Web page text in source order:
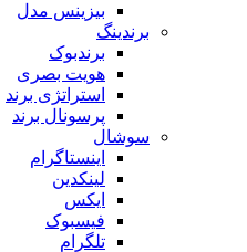
بیزینس مدل
برندینگ
برندبوک
هویت بصری
استراتژی برند
پرسونال برند
سوشال
اینستاگرام
لینکدین
ایکس
فیسبوک
تلگرام